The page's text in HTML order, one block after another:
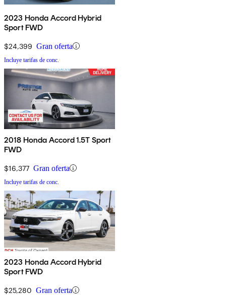
2023 Honda Accord Hybrid
Sport FWD
$24,399 Gran oferta
Incluye tarifas de conc.
2018 Honda Accord 1.5T Sport
FWD
$16,377 Gran oferta
Incluye tarifas de conc.
2023 Honda Accord Hybrid
Sport FWD
$25,280 Gran oferta